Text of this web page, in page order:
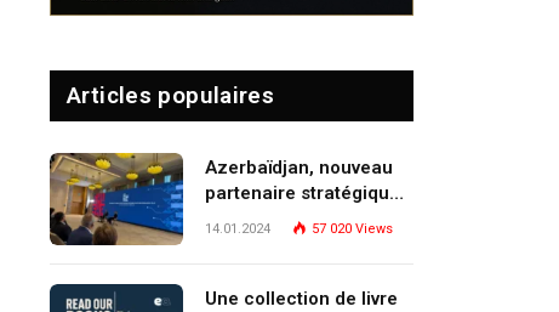
Articles populaires
Azerbaïdjan, nouveau
partenaire stratégique
de l’Union européenne
14.01.2024 57 020 Views
Une collection de livre